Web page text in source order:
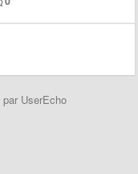
par UserEcho